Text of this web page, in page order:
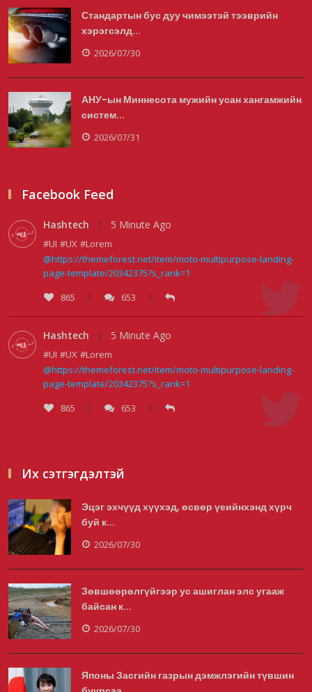
Автомашины улсын дугаар тэгш тоогоор
төгссөн бол өнөөдөр...
Прокурорын байгууллага өнгөрсөн
2026/08/05
Тэгш, сондгойгоор замын хөдөлгөөнд
оролцох зохицуулалтад...
2026/08/05
Тэгш, сондгойгоор хөдөлгөөнд
Усны ослоор 59 хүн амь насаа алджээ
2026/08/05
Гадаадын гэр бүлд үрчлэгдсэн хүүхдүүд
Стандартын бус дуу чимээтэй тээврийн
хэрэгсэлд...
2026/07/30
АНУ-ын Миннесота мужийн усан хангамжийн
систем...
2026/07/31
Facebook Feed
Hashtech 5 Minute Ago
#UI #UX #Lorem
@https://themeforest.net/item/moto-multipurpose-landing-
page-template/20342375?s_rank=1
865
653
Hashtech 5 Minute Ago
#UI #UX #Lorem
@https://themeforest.net/item/moto-multipurpose-landing-
page-template/20342375?s_rank=1
865
653
Их сэтгэгдэлтэй
Эцэг эхчүүд хүүхэд, өсвөр үеийнхэнд хүрч
буй к...
2026/07/30
Зөвшөөрөлгүйгээр ус ашиглан элс угааж
байсан к...
2026/07/30
Японы Засгийн газрын дэмжлэгийн түвшин